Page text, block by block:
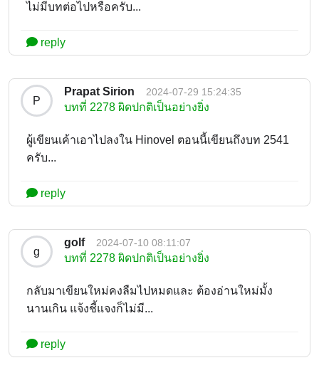
ไม่มีบทต่อไปหรือครับ...
reply
P
Prapat Sirion 2024-07-29 15:24:35
บทที่ 2278 ผิดปกติเป็นอย่างยิ่ง
ผู้เขียนเค้าเอาไปลงใน Hinovel ตอนนี้เขียนถึงบท 2541
ครับ...
reply
g
golf 2024-07-10 08:11:07
บทที่ 2278 ผิดปกติเป็นอย่างยิ่ง
กลับมาเขียนใหม่คงลืมไปหมดและ ต้องอ่านใหม่มั้ง
นานเกิน แจ้งชี้แจงก็ไม่มี...
reply